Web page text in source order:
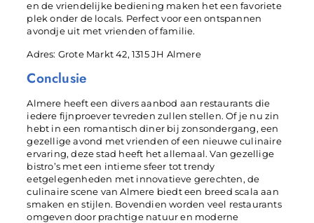
en de vriendelijke bediening maken het een favoriete
plek onder de locals. Perfect voor een ontspannen
avondje uit met vrienden of familie.
Adres: Grote Markt 42, 1315 JH Almere
Conclusie
Almere heeft een divers aanbod aan restaurants die
iedere fijnproever tevreden zullen stellen. Of je nu zin
hebt in een romantisch diner bij zonsondergang, een
gezellige avond met vrienden of een nieuwe culinaire
ervaring, deze stad heeft het allemaal. Van gezellige
bistro’s met een intieme sfeer tot trendy
eetgelegenheden met innovatieve gerechten, de
culinaire scene van Almere biedt een breed scala aan
smaken en stijlen. Bovendien worden veel restaurants
omgeven door prachtige natuur en moderne